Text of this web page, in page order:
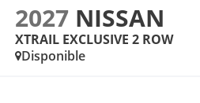
2027 NISSAN
XTRAIL EXCLUSIVE 2 ROW
Disponible